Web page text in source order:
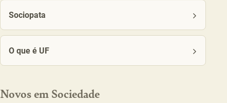
Sociopata
O que é UF
Novos em Sociedade